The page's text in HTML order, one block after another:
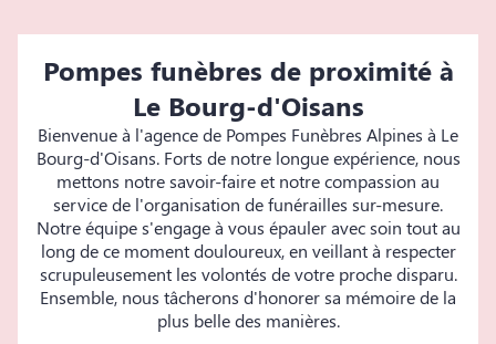
Pompes funèbres de proximité à
Le Bourg-d'Oisans
Bienvenue à l'agence de Pompes Funèbres Alpines à Le
Bourg-d'Oisans. Forts de notre longue expérience, nous
mettons notre savoir-faire et notre compassion au
service de l'organisation de funérailles sur-mesure.
Notre équipe s'engage à vous épauler avec soin tout au
long de ce moment douloureux, en veillant à respecter
scrupuleusement les volontés de votre proche disparu.
Ensemble, nous tâcherons d'honorer sa mémoire de la
plus belle des manières.